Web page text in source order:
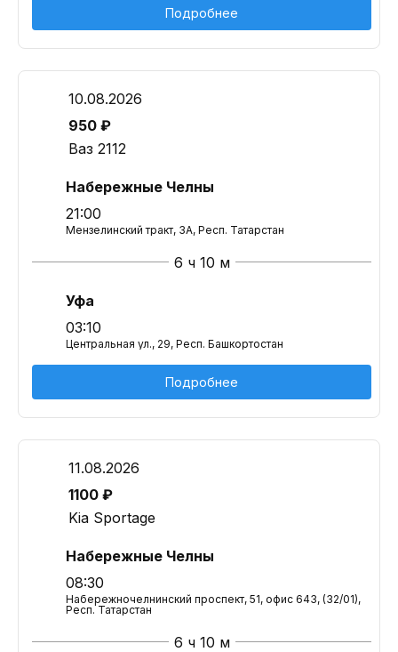
Подробнее
10.08.2026
950 ₽
Ваз 2112
Набережные Челны
21:00
Мензелинский тракт, 3А, Респ. Татарстан
6 ч 10 м
Уфа
03:10
Центральная ул., 29, Респ. Башкортостан
Подробнее
11.08.2026
1100 ₽
Kia Sportage
Набережные Челны
08:30
Набережночелнинский проспект, 51, офис 643, (32/01),
Респ. Татарстан
6 ч 10 м